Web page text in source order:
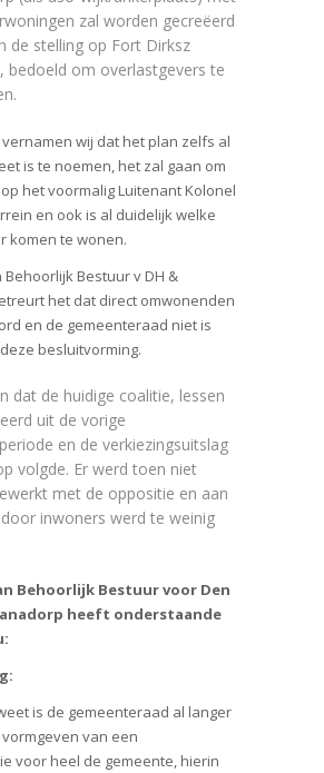
zal worden gecreëerd
de stelling op Fort Dirksz
bedoeld om overlastgevers te
wij dat het plan zelfs al
is te noemen, het zal gaan om
het voormalig Luitenant Kolonel
en ook is al duidelijk welke
komen te wonen.
Bestuur v DH &
het dat direct omwonenden
en de gemeenteraad niet is
besluitvorming.
dat de huidige coalitie, lessen
uit de vorige
en de verkiezingsuitslag
volgde. Er werd toen niet
met de oppositie en aan
inwoners werd te weinig
Behoorlijk Bestuur voor Den
heeft onderstaande
is de gemeenteraad al langer
van een
voor heel de gemeente, hierin